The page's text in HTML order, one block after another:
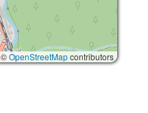
©OpenStreetMapcontributors